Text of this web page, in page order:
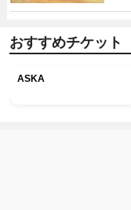
おすすめチケット
ASKA